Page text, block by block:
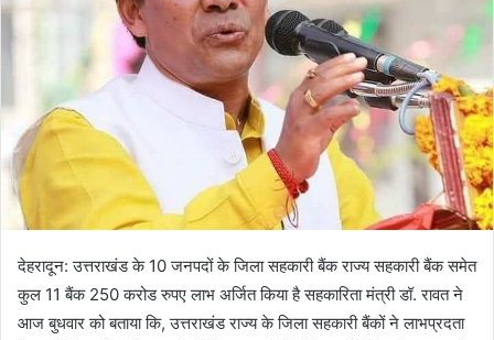
a
देहरादून: उत्तराखंड के 10 जनपदों के जिला सहकारी बैंक राज्य सहकारी बैंक समेत
कुल 11 बैंक 250 करोड रुपए लाभ अर्जित किया है सहकारिता मंत्री डॉ. रावत ने
आज बुधवार को बताया कि, उत्तराखंड राज्य के जिला सहकारी बैंकों ने लाभप्रदता